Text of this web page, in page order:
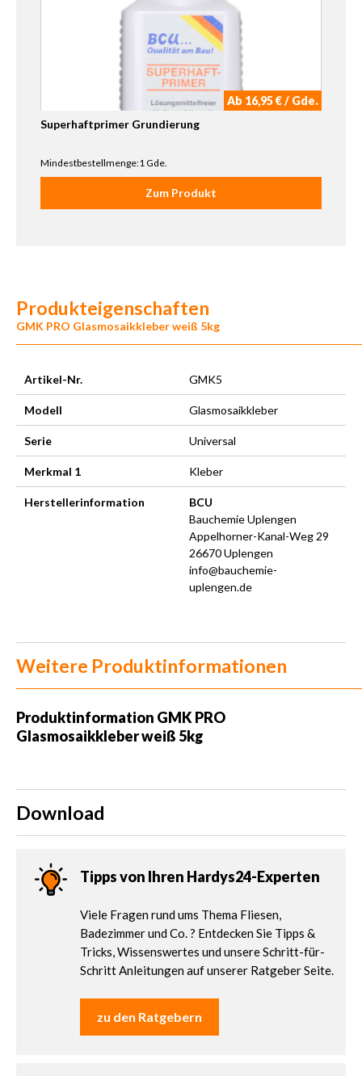
Ab 16,95 € / Gde.
Superhaftprimer Grundierung
Mindestbestellmenge:1 Gde.
Zum Produkt
Produkteigenschaften
GMK PRO Glasmosaikkleber weiß 5kg
Artikel-Nr. GMK5
Modell Glasmosaikkleber
Serie Universal
Merkmal 1 Kleber
Herstellerinformation
BCU
Bauchemie Uplengen
Appelhorner-Kanal-Weg 29
26670 Uplengen
info@bauchemie-
uplengen.de
Weitere Produktinformationen
Produktinformation GMK PRO
Glasmosaikkleber weiß 5kg
Download
Tipps von Ihren Hardys24-Experten
Viele Fragen rund ums Thema Fliesen,
Badezimmer und Co. ? Entdecken Sie Tipps &
Tricks, Wissenswertes und unsere Schritt-für-
Schritt Anleitungen auf unserer Ratgeber Seite.
zu den Ratgebern